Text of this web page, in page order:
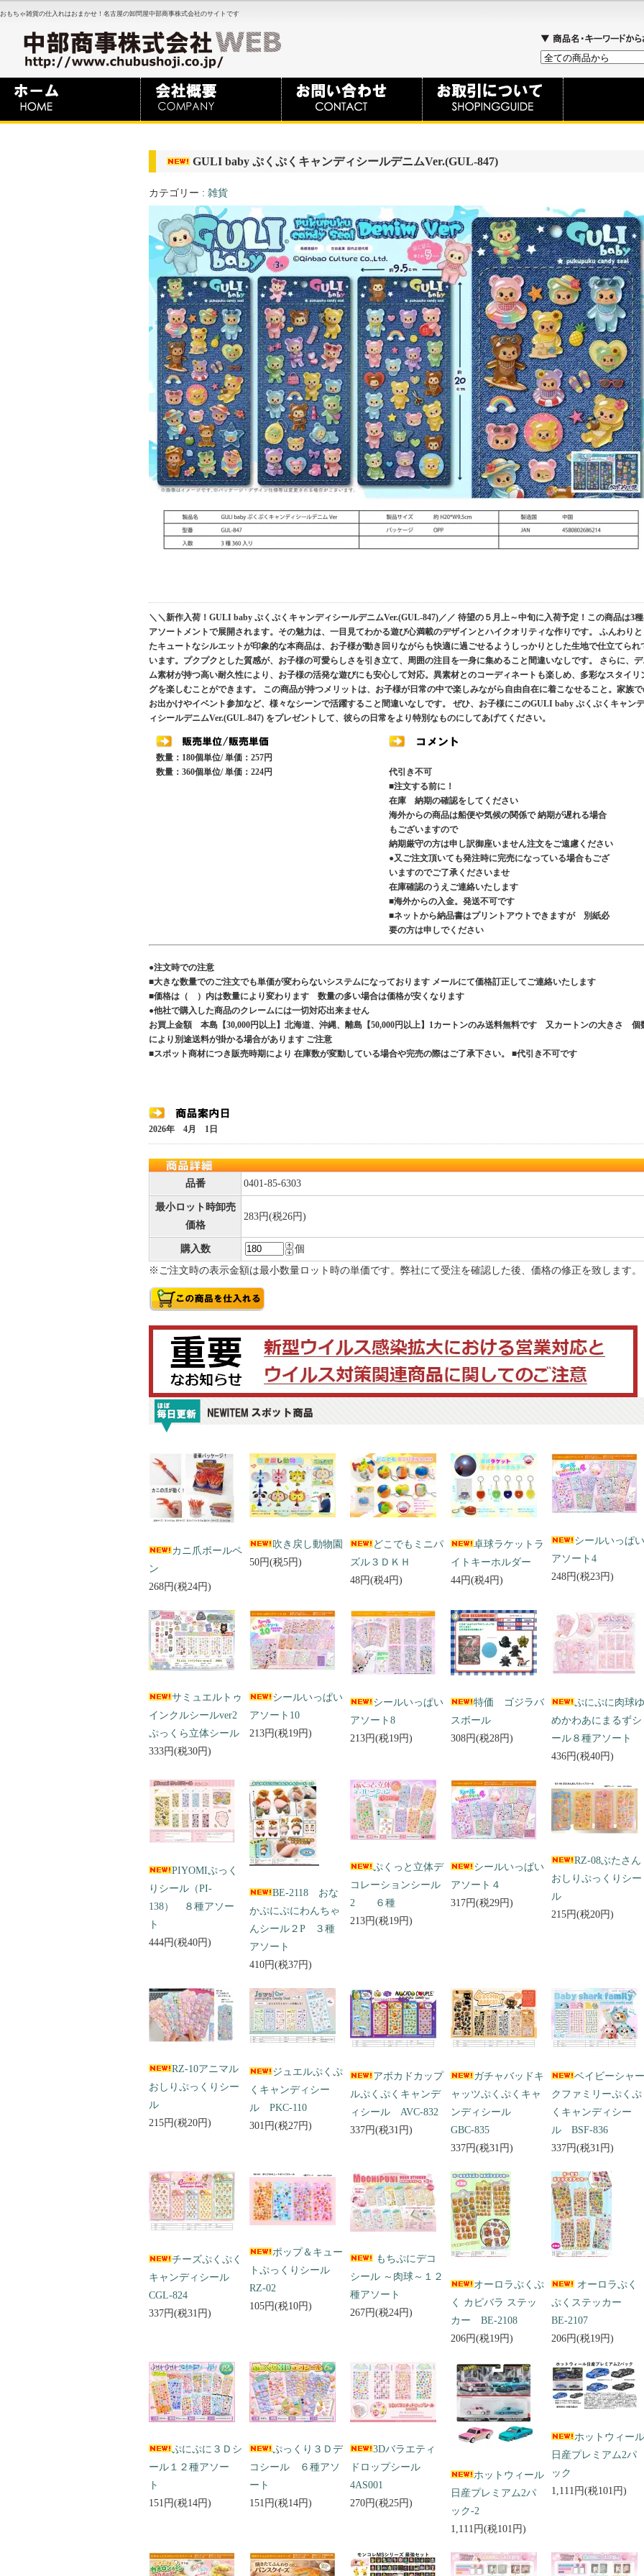
おもちゃ雑貨の仕入れはおまかせ！名古屋の卸問屋中部商事株式会社のサイトです
GULI baby ぷくぷくキャンディシールデニムVer.(GUL-847)
カテゴリー : 雑貨
＼＼新作入荷！GULI baby ぷくぷくキャンディシールデニムVer.(GUL-847)／／ 待望の５月上～中旬に入荷予定！この商品は3
アソートメントで展開されます。その魅力は、一目見てわかる遊び心満載のデザインとハイクオリティな作りです。 ふんわり
たキュートなシルエットが印象的な本商品は、お子様が動き回りながらも快適に過ごせるようしっかりとした生地で仕立てられ
います。プクプクとした質感が、お子様の可愛らしさを引き立て、周囲の注目を一身に集めること間違いなしです。 さらに、
ム素材が持つ高い耐久性により、お子様の活発な遊びにも安心して対応。異素材とのコーディネートも楽しめ、多彩なスタイリ
グを楽しむことができます。 この商品が持つメリットは、お子様が日常の中で楽しみながら自由自在に着こなせること。家族
お出かけやイベント参加など、様々なシーンで活躍すること間違いなしです。 ぜひ、お子様にこのGULI baby ぷくぷくキャンデ
ィシールデニムVer.(GUL-847) をプレゼントして、彼らの日常をより特別なものにしてあげてください。
数量：180個単位/ 単価：257円
数量：360個単位/ 単価：224円
代引き不可
■注文する前に！
在庫 納期の確認をしてください
海外からの商品は船便や気候の関係で 納期が遅れる場合
もございますので
納期厳守の方は申し訳御座いません注文をご遠慮ください
●又ご注文頂いても発注時に完売になっている場合もござ
いますのでご了承くださいませ
在庫確認のうえご連絡いたします
■海外からの入金。発送不可です
■ネットから納品書はプリントアウトできますが 別紙必
要の方は申しでください
●注文時での注意
■大きな数量でのご注文でも単価が変わらないシステムになっております メールにて価格訂正してご連絡いたします
■価格は（ ）内は数量により変わります 数量の多い場合は価格が安くなります
●他社で購入した商品のクレームには一切対応出来ません
お買上金額 本島【30,000円以上】北海道、沖縄、離島【50,000円以上】1カートンのみ送料無料です 又カートンの大きさ 個
により別途送料が掛かる場合があります ご注意
■スポット商材につき販売時期により 在庫数が変動している場合や完売の際はご了承下さい。 ■代引き不可です
2026年 4月 1日
品番 0401-85-6303
最小ロット時卸売
価格
283円(税26円)
購入数
個
※ご注文時の表示金額は最小数量ロット時の単価です。弊社にて受注を確認した後、価格の修正を致します。
カニ爪ボールペ
ン
268円(税24円)
吹き戻し動物園
50円(税5円)
どこでもミニパ
ズル３ＤＫＨ
48円(税4円)
卓球ラケットラ
イトキーホルダー
44円(税4円)
シールいっぱい
アソート4
248円(税23円)
サミュエルトゥ
インクルシールver2
ぷっくら立体シール
333円(税30円)
シールいっぱい
アソート10
213円(税19円)
シールいっぱい
アソート8
213円(税19円)
特価 ゴジラバ
スボール
308円(税28円)
ぷにぷに肉球ゆ
めかわあにまるずシ
ール８種アソート
436円(税40円)
PIYOMIぷっく
りシール（PI-
138） ８種アソー
ト
444円(税40円)
BE-2118 おな
かぷにぷにわんちゃ
んシール２P ３種
アソート
410円(税37円)
ぷくっと立体デ
コレーションシール
2 ６種
213円(税19円)
シールいっぱい
アソート４
317円(税29円)
RZ-08ぶたさん
おしりぷっくりシー
ル
215円(税20円)
RZ-10アニマル
おしりぷっくりシー
ル
215円(税20円)
ジュエルぷくぷ
くキャンディシー
ル PKC-110
301円(税27円)
アボカドカップ
ルぷくぷくキャンデ
ィシール AVC-832
337円(税31円)
ガチャバッドキ
ャッツぷくぷくキャ
ンディシール
GBC-835
337円(税31円)
ベイビーシャー
クファミリーぷくぷ
くキャンディシー
ル BSF-836
337円(税31円)
チーズぷくぷく
キャンディシール
CGL-824
337円(税31円)
ポップ＆キュー
トぷっくりシール
RZ-02
105円(税10円)
もちぷにデコ
シール ～肉球～１２
種アソート
267円(税24円)
オーロラぷくぷ
く カピバラ ステッ
カー BE-2108
206円(税19円)
オーロラぷく
ぷくステッカー
BE-2107
206円(税19円)
ぷにぷに３Ｄシ
ール１２種アソー
ト
151円(税14円)
ぷっくり３Ｄデ
コシール ６種アソ
ート
151円(税14円)
3Dバラエティ
ドロップシール
4AS001
270円(税25円)
ホットウィール
日産プレミアム2パ
ック-2
1,111円(税101円)
ホットウィール
日産プレミアム2パ
ック
1,111円(税101円)